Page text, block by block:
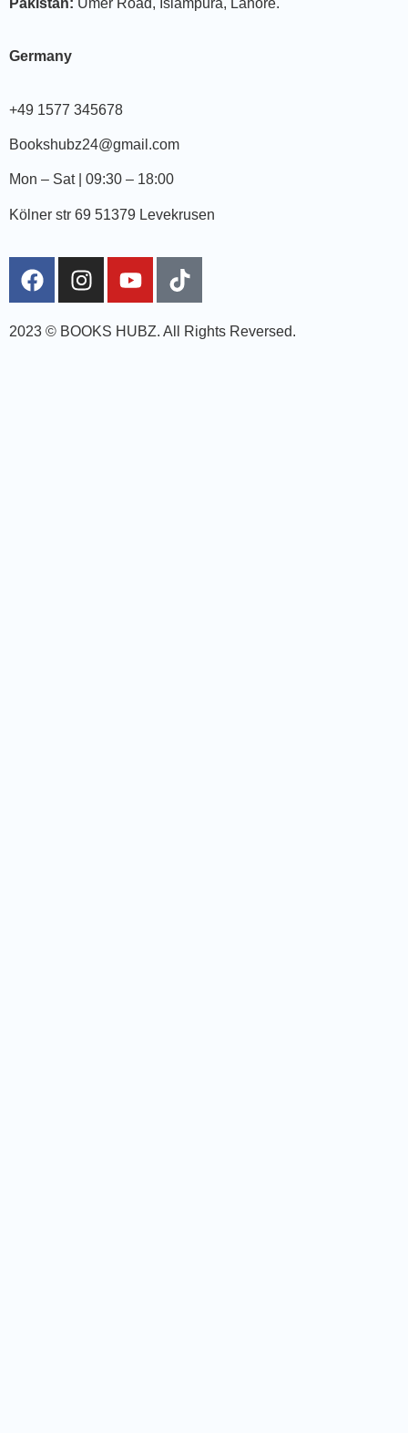
Germany
+49 1577 345678
Bookshubz24@gmail.com
Mon – Sat | 09:30 – 18:00
Kölner str 69 51379 Levekrusen
2023 © BOOKS HUBZ. All Rights Reversed.